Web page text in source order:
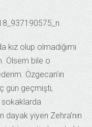
olup olmadığımı
Ölsem bile o
Özgecan’ın
gün geçmişti,
sokaklarda
yiyen Zehra’nın